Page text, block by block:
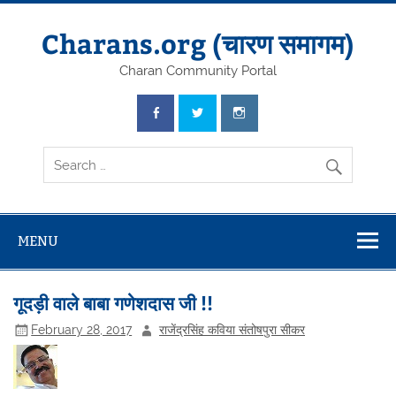
Skip
Charans.org (चारण समागम)
Charan Community Portal
MENU
गूदड़ी वाले बाबा गणेशदास जी !!
February 28, 2017 राजेंद्रसिंह कविया संतोषपुरा सीकर